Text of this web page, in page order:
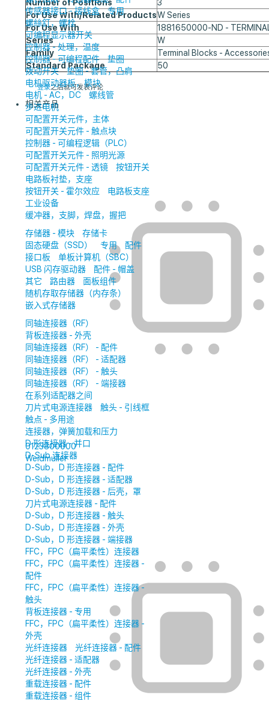
传感器接口 - 接线盒
专用
螺絲釘，螺栓
可编程显示器开关
控制器 - 处理，温度
控制器 - 可编程配件
垫圈
拨动开关
垫圈 - 套管，凸肩
电机驱动器板，模块
电机 - AC，DC
螺线管
步进电机
可配置开关元件，主体
可配置开关元件 - 触点块
控制器 - 可编程逻辑（PLC）
可配置开关元件 - 照明光源
可配置开关元件 - 透镜
按钮开关
电路板衬垫，支座
按钮开关 - 霍尔效应
电路板支座
工业设备
缓冲器，支脚，焊盘，握把
存储器 - 模块
存储卡
固态硬盘（SSD）
专用
配件
接口板
单板计算机（SBC）
USB 闪存驱动器
配件 - 帽盖
其它
路由器
面板组件
随机存取存储器（内存条）
嵌入式存储器
同轴连接器（RF）
背板连接器 - 外壳
同轴连接器（RF） - 配件
同轴连接器（RF） - 适配器
同轴连接器（RF） - 触头
同轴连接器（RF） - 端接器
在系列适配器之间
刀片式电源连接器
触头 - 引线框
触点 - 多用途
连接器，弹簧加载和压力
D 形连接器 - 并口
D-Sub 连接器
D-Sub，D 形连接器 - 配件
D-Sub，D 形连接器 - 适配器
D-Sub，D 形连接器 - 后壳，罩
刀片式电源连接器 - 配件
D-Sub，D 形连接器 - 触头
D-Sub，D 形连接器 - 外壳
D-Sub，D 形连接器 - 端接器
FFC，FPC（扁平柔性）连接器
FFC，FPC（扁平柔性）连接器 -
配件
FFC，FPC（扁平柔性）连接器 -
触头
背板连接器 - 专用
FFC，FPC（扁平柔性）连接器 -
外壳
光纤连接器
光纤连接器 - 配件
光纤连接器 - 适配器
光纤连接器 - 外壳
重载连接器 - 配件
重载连接器 - 组件
Number of Positions
3
For Use With/Related ProductsW Series
For Use With
1881650000-ND -
Series
W
Family
Terminal Blocks -
Standard Package
50
登录之后就可发表评论
相关产品
0123800000
Weidmuller